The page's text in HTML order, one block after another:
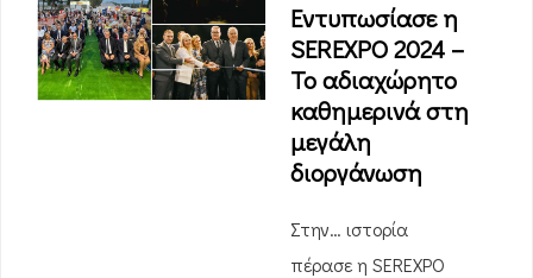
Εντυπωσίασε η
SEREXPO 2024 –
Το αδιαχώρητο
καθημερινά στη
μεγάλη
διοργάνωση
Στην… ιστορία
πέρασε η SEREXPO